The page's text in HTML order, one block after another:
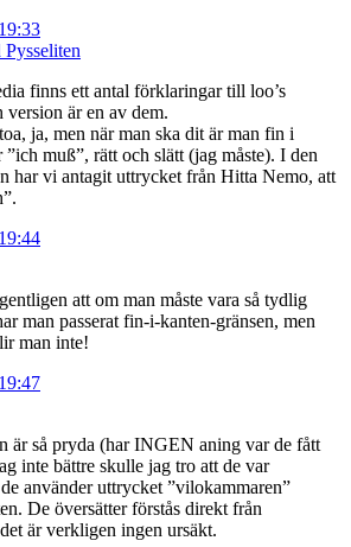
finns ett antal förklaringar till loo’s
version är en av dem.
ja, men när man ska dit är man fin i
”ich muß”, rätt och slätt (jag måste). I den
har vi antagit uttrycket från Hitta Nemo, att
att om man måste vara så tydlig
man passerat fin-i-kanten-gränsen, men
man inte!
är så pryda (har INGEN aning var de fått
inte bättre skulle jag tro att de var
använder uttrycket ”vilokammaren”
De översätter förstås direkt från
är verkligen ingen ursäkt.